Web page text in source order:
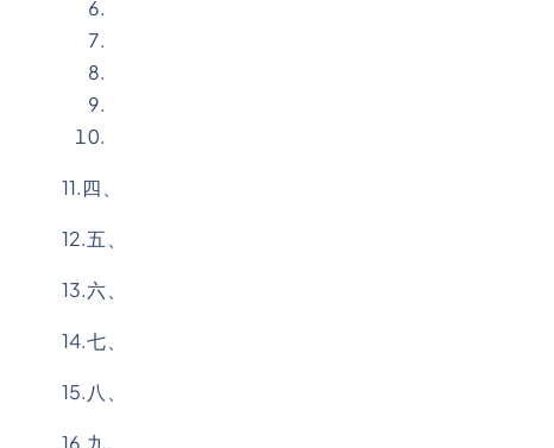
11.四、
12.五、
13.六、
14.七、
15.八、
16.九、